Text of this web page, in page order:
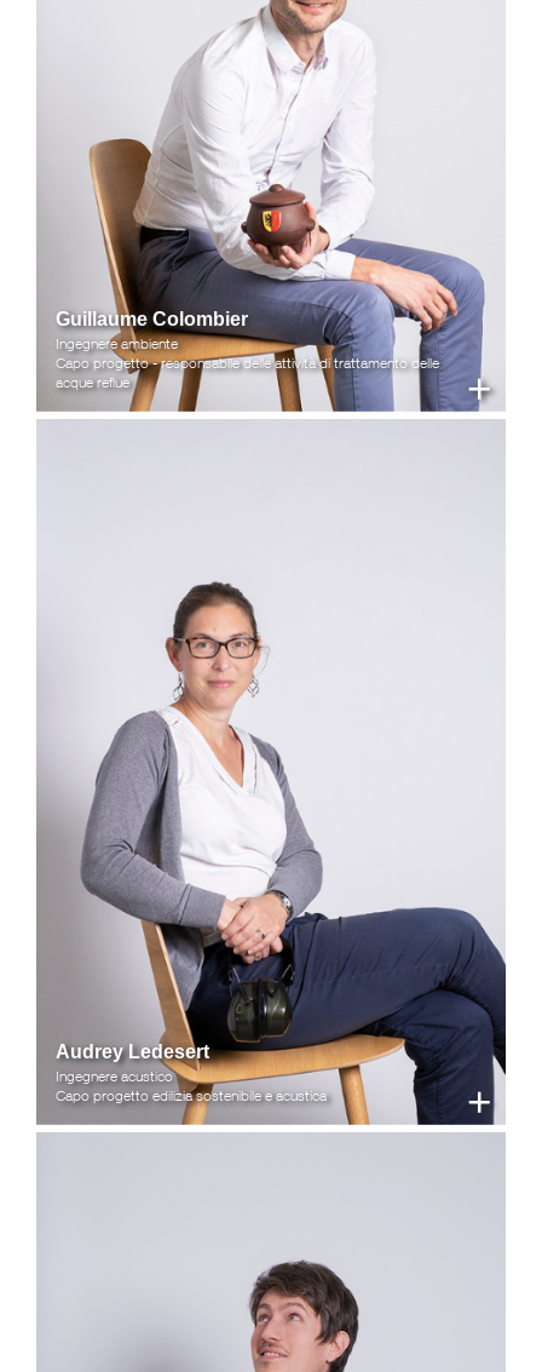
+
Guillaume Colombier
Ingegnere ambiente
Capo progetto - responsabile delle attività di trattamento delle
acque reflue
+
Audrey Ledesert
Ingegnere acustico
Capo progetto edilizia sostenibile e acustica